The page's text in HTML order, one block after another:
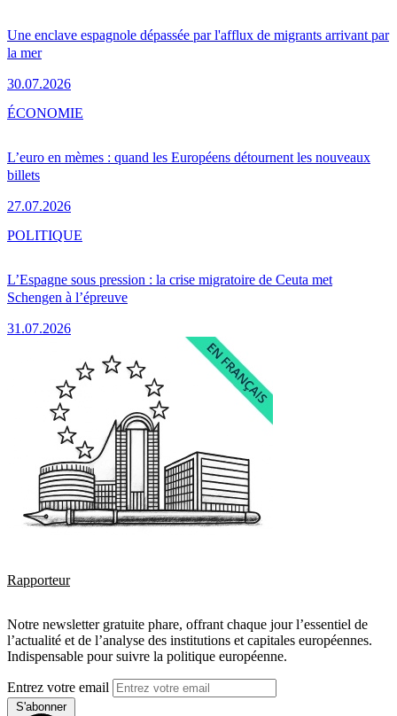
Une enclave espagnole dépassée par l'afflux de migrants arrivant par
la mer
30.07.2026
L’euro en mèmes : quand les Européens détournent les nouveaux
billets
27.07.2026
ÉCONOMIE
L’Espagne sous pression : la crise migratoire de Ceuta met
Schengen à l’épreuve
31.07.2026
POLITIQUE
Rapporteur
Notre newsletter gratuite phare, offrant chaque jour l’essentiel de
l’actualité et de l’analyse des institutions et capitales européennes.
Indispensable pour suivre la politique européenne.
Entrez votre email
S'abonner